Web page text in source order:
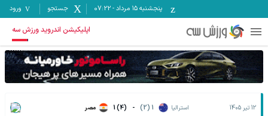
پنجشنبه ۱۵ مرداد -
07:22 جستجو ورود
اپلیکیشن اندروید ورزش سه
12 تیر 1405 استرالیا 1 (2)
-
1 (4) مصر